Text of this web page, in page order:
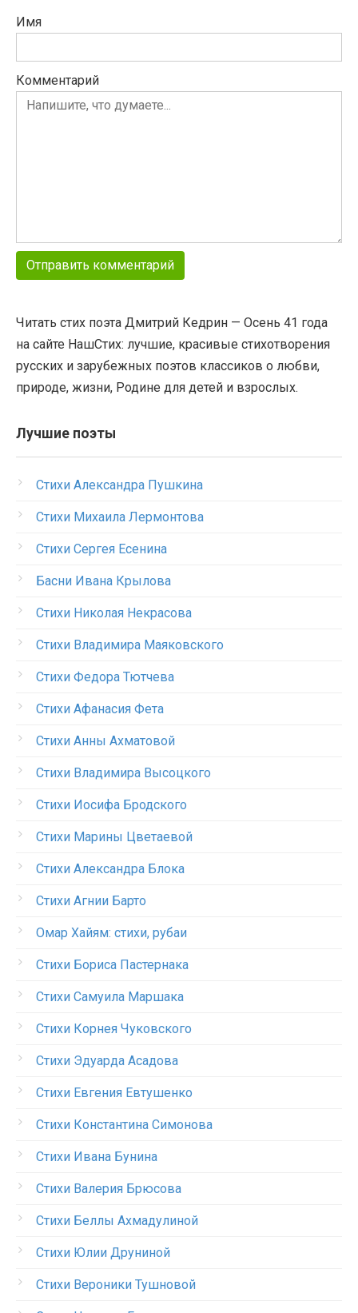
Имя
Комментарий
Читать стих поэта Дмитрий Кедрин — Осень 41 года
на сайте НашСтих: лучшие, красивые стихотворения
русских и зарубежных поэтов классиков о любви,
природе, жизни, Родине для детей и взрослых.
Лучшие поэты
Стихи Александра Пушкина
Стихи Михаила Лермонтова
Стихи Сергея Есенина
Басни Ивана Крылова
Стихи Николая Некрасова
Стихи Владимира Маяковского
Стихи Федора Тютчева
Стихи Афанасия Фета
Стихи Анны Ахматовой
Стихи Владимира Высоцкого
Стихи Иосифа Бродского
Стихи Марины Цветаевой
Стихи Александра Блока
Стихи Агнии Барто
Омар Хайям: стихи, рубаи
Стихи Бориса Пастернака
Стихи Самуила Маршака
Стихи Корнея Чуковского
Стихи Эдуарда Асадова
Стихи Евгения Евтушенко
Стихи Константина Симонова
Стихи Ивана Бунина
Стихи Валерия Брюсова
Стихи Беллы Ахмадулиной
Стихи Юлии Друниной
Стихи Вероники Тушновой